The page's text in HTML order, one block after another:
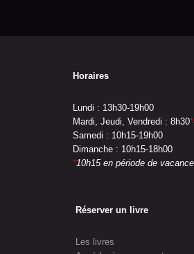
Horaires
Lundi : 13h30-19h00
Mardi, Jeudi, Vendredi : 8h30*
Samedi : 10h15-19h00
Dimanche : 10h15-18h00
*10h15 en période de
Réserver un livre
Les livres